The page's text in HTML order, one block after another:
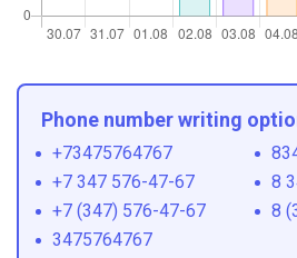
Phone number writing
+73475764767
+7 347 576-47-67
8
+7 (347) 576-47-67
8
3475764767